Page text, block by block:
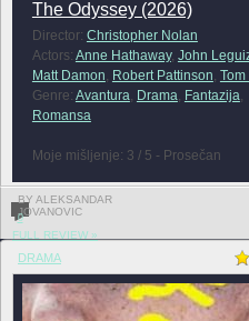
The Odyssey (2026)
Director: Christopher Nolan
Actors: Anne Hathaway, John
Matt Damon, Robert Pattinson,
Genre: Avantura, Drama, Fantazija,
Romansa
Moje mišljenje: 3 / 5 - Prosečan
BY ALEKSANDAR
JOVANOVIC
0
FULL REVIEW »
DRAMA